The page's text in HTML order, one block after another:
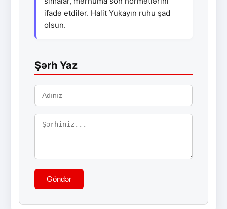
ifadə etdilər. Halit Yukayın ruhu şad
olsun.
Şərh Yaz
Göndər